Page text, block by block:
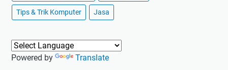
Tips & Trik Komputer Jasa
Powered by Translate